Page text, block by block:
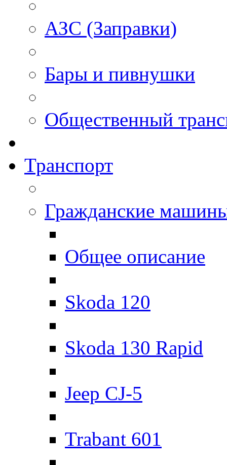
АЗС (Заправки)
Бары и пивнушки
Общественный
Транспорт
Гражданские
Общее описание
Skoda 120
Skoda 130 Rapid
Jeep CJ-5
Trabant 601